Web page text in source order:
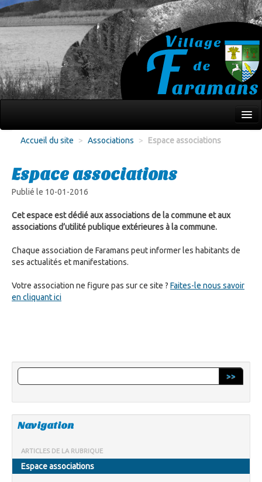
Culture Loisirs
Environnement
Infos pratiques
Accueil du site > Associations > Espace associations
Espace associations
Publié le 10-01-2016
Cet espace est dédié aux associations de la commune et aux
associations d’utilité publique extérieures à la commune.
Chaque association de Faramans peut informer les habitants de
ses actualités et manifestations.
Votre association ne figure pas sur ce site ? Faites-le nous savoir
en cliquant ici
>>
Navigation
ARTICLES DE LA RUBRIQUE
Espace associations